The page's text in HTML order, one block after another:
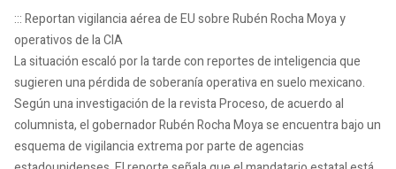
::: Reportan vigilancia aérea de EU sobre Rubén Rocha Moya y
operativos de la CIA
La situación escaló por la tarde con reportes de inteligencia que
sugieren una pérdida de soberanía operativa en suelo mexicano.
Según una investigación de la revista Proceso, de acuerdo al
columnista, el gobernador Rubén Rocha Moya se encuentra bajo un
esquema de vigilancia extrema por parte de agencias